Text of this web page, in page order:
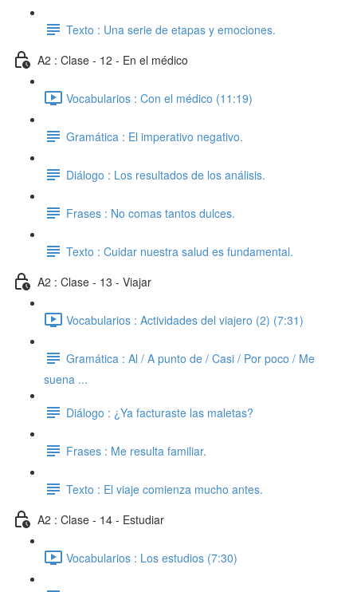
Texto : Una serie de etapas y emociones.
A2 : Clase - 12 - En el médico
Vocabularios : Con el médico (11:19)
Gramática : El imperativo negativo.
Diálogo : Los resultados de los análisis.
Frases : No comas tantos dulces.
Texto : Cuidar nuestra salud es fundamental.
A2 : Clase - 13 - Viajar
Vocabularios : Actividades del viajero (2) (7:31)
Gramática : Al / A punto de / Casi / Por poco / Me
suena ...
Diálogo : ¿Ya facturaste las maletas?
Frases : Me resulta familiar.
Texto : El viaje comienza mucho antes.
A2 : Clase - 14 - Estudiar
Vocabularios : Los estudios (7:30)